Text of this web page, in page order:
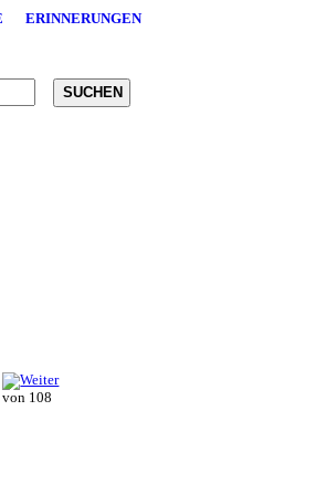
ERINNERUNGEN
SUCHEN
108